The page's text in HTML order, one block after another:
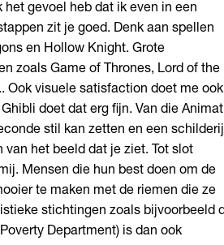
het gevoel heb dat ik even in een
zit je goed. Denk aan spellen
en Hollow Knight. Grote
zoals Game of Thrones, Lord of the
Ook visuele satisfaction doet me ook
doet dat erg fijn. Van die
stil kan zetten en een schilderij
van het beeld dat je ziet. Tot slot
Mensen die hun best doen om de
te maken met de riemen die ze
stichtingen zoals bijvoorbeeld
Department) is dan ook